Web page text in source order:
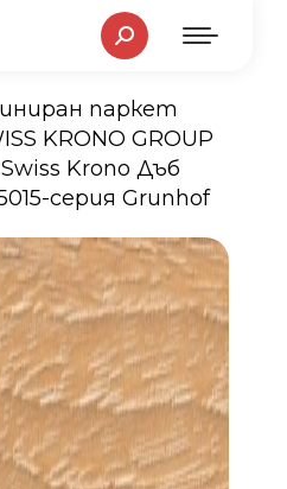
Search:
here:
паркет
KRONO GROUP
Krono Дъб
серия Grunhof